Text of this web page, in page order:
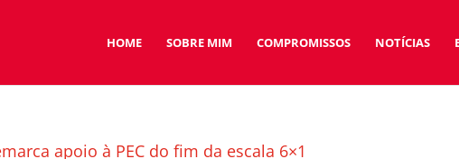
HOME SOBRE MIM COMPROMISSOS NOTÍCIAS